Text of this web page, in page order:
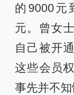
的9000元
元。曾女
自己被开
这些会员
事先并不知